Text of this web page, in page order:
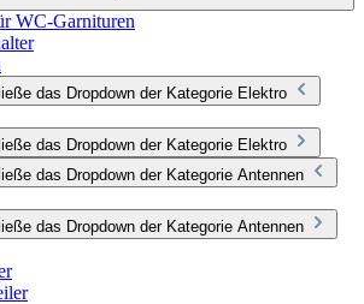
WC-Garnituren
das Dropdown der Kategorie Elektro
das Dropdown der Kategorie Elektro
das Dropdown der Kategorie Antennen
das Dropdown der Kategorie Antennen